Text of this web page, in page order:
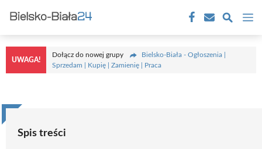
treści
UWAGA!
Dołącz do nowej grupy
Bielsko-Biała - Ogłoszenia |
Sprzedam | Kupię | Zamienię | Praca
Spis treści